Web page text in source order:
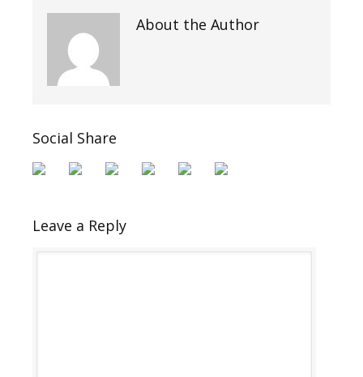
About the Author
Social Share
Leave a Reply